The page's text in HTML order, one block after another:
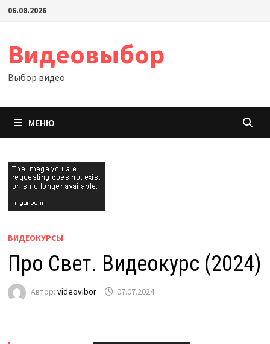
Перейти
06.08.2026
Видеовыбор
Выбор видео
МЕНЮ
ВИДЕОКУРСЫ
Про Свет. Видеокурс (2024)
Автор: videovibor 07.07.2024